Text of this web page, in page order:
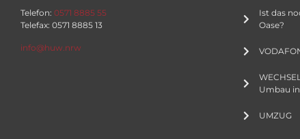
Telefon: 0571 8885 55
Telefax: 0571 8885 13
info@huw.nrw
Ist das
Oase?
Umbau
UMZUG